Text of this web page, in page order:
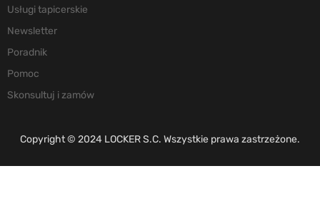
Usługi tapicerskie
Newsletter
Poradnik
Pomoc
Skonsultuj i zamów
Copyright © 2024 LOCKER S.C. Wszystkie prawa zastrzeżone.